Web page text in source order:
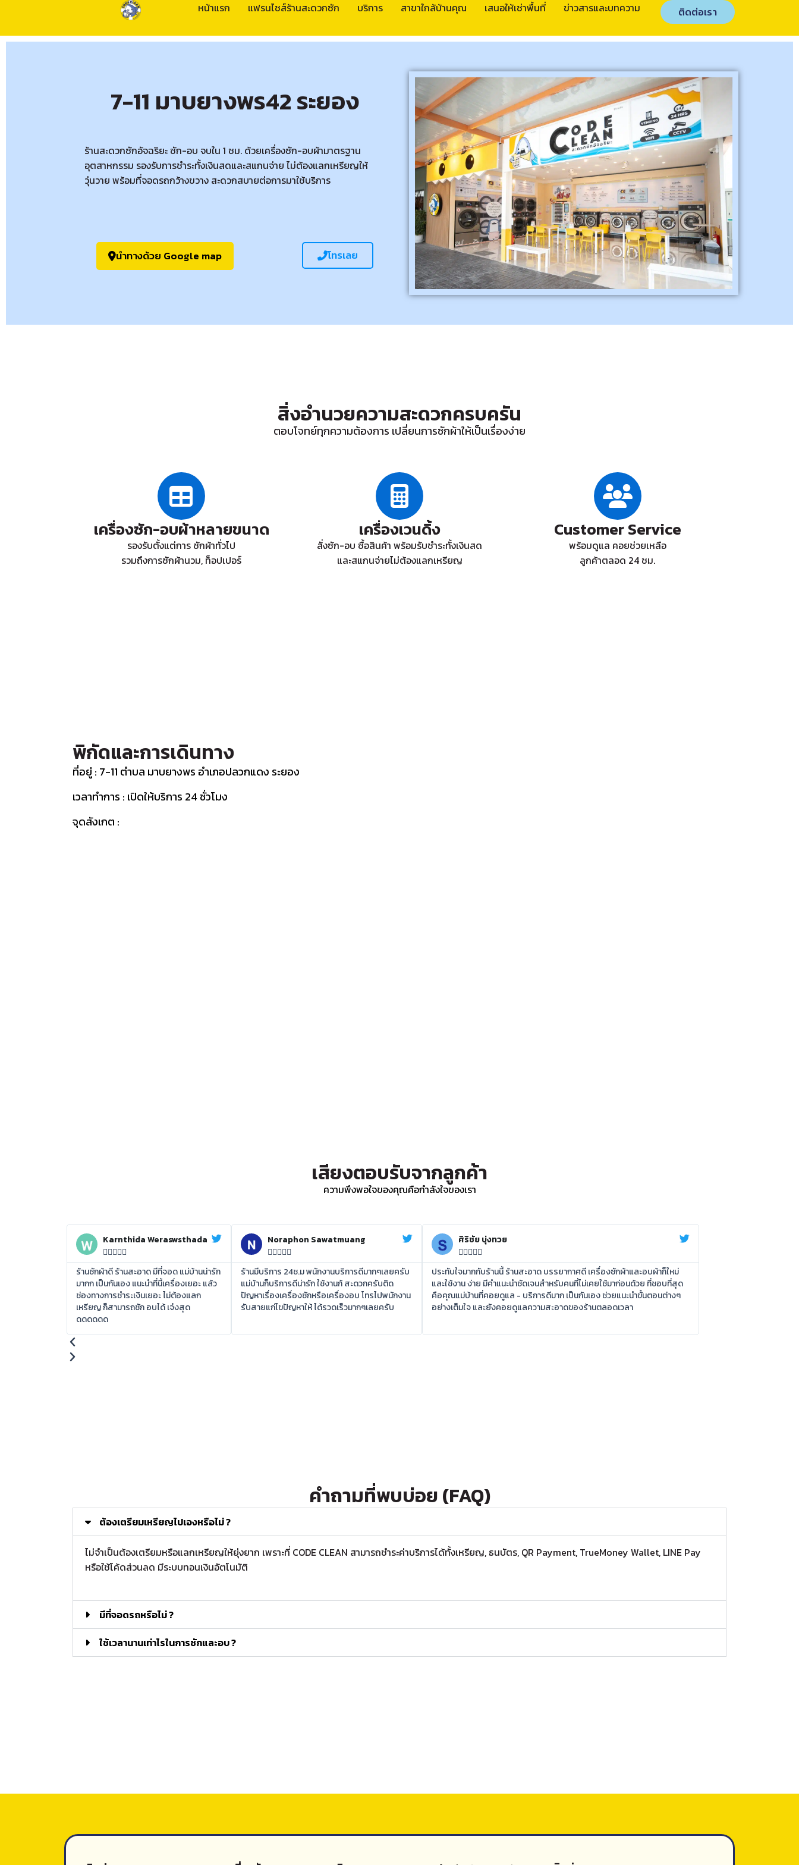
หน้าแรก แฟรนไชส์ร้านสะดวกซัก บริการ สาขาใกล้บ้านคุณ เสนอให้เช่าพื้นที่ ข่าวสารและบทความ ติดต่อเรา
7-11 มาบยางพร42 ระยอง
ร้านสะดวกซักอัจฉริยะ ซัก-อบ จบใน 1 ชม. ด้วยเครื่องซัก-อบผ้ามาตรฐาน
อุตสาหกรรม รองรับการชำระทั้งเงินสดและสแกนจ่าย ไม่ต้องแลกเหรียญให้
วุ่นวาย พร้อมที่จอดรถกว้างขวาง สะดวกสบายต่อการมาใช้บริการ
นำทางด้วย Google map โทรเลย
สิ่งอำนวยความสะดวกครบครัน
ตอบโจทย์ทุกความต้องการ เปลี่ยนการซักผ้าให้เป็นเรื่องง่าย
เครื่องซัก-อบผ้าหลายขนาด
รองรับตั้งแต่การ ซักผ้าทั่วไป
รวมถึงการซักผ้านวม, ท็อปเปอร์
เครื่องเวนดิ้ง
สั่งซัก-อบ ซื้อสินค้า พร้อมรับชำระทั้งเงินสด
และสแกนจ่ายไม่ต้องแลกเหรียญ
Customer Service
พร้อมดูแล คอยช่วยเหลือ
ลูกค้าตลอด 24 ชม.
พิกัดและการเดินทาง
ที่อยู่ : 7-11 ตำบล มาบยางพร อำเภอปลวกแดง ระยอง
เวลาทำการ : เปิดให้บริการ 24 ชั่วโมง
จุดสังเกต :
เสียงตอบรับจากลูกค้า
ความพึงพอใจของคุณคือกำลังใจของเรา
Karnthida Weraswsthada

ร้านซักผ้าดี ร้านสะอาด มีที่จอด แม่บ้านน่ารัก
มากก เป็นกันเอง แนะนำที่นี้เครื่องเยอะ แล้ว
ช่องทางการชำระเงินเยอะ ไม่ต้องแลก
เหรียญ ก็สามารถชัก อบได้ เจ๋งสุด
ดดดดดด
Noraphon Sawatmuang

ร้านมีบริการ 24ช.ม พนักงานบริการดีมากๆเลยครับ
แม่บ้านก็บริการดีน่ารัก ใช้งานก้ สะดวกครับติด
ปัญหาเรื่องเครื่องซักหรือเครื่องอบ โทรไปพนักงาน
รับสายแก่ไขปัญหาให้ ได้รวดเร็วมากๆเลยครับ
ศิริชัย บุ่งทวย

ประทับใจมากกับร้านนี้ ร้านสะอาด บรรยากาศดี เครื่องซักผ้าและอบผ้าก็ใหม่
และใช้งาน ง่าย มีคำแนะนำชัดเจนสำหรับคนที่ไม่เคยใช้มาก่อนด้วย ที่ชอบที่สุด
คือคุณแม่บ้านที่คอยดูแล - บริการดีมาก เป็นกันเอง ช่วยแนะนำขั้นตอนต่างๆ
อย่างเต็มใจ และยังคอยดูแลความสะอาดของร้านตลอดเวลา
คำถามที่พบบ่อย (FAQ)
ต้องเตรียมเหรียญไปเองหรือไม่ ?
ไม่จำเป็นต้องเตรียมหรือแลกเหรียญให้ยุ่งยาก เพราะที่ CODE CLEAN สามารถชำระค่าบริการได้ทั้งเหรียญ, ธนบัตร, QR Payment, TrueMoney Wallet, LINE Pay
หรือใช้โค้ดส่วนลด มีระบบทอนเงินอัตโนมัติ
มีที่จอดรถหรือไม่ ?
ใช้เวลานานเท่าไรในการซักและอบ ?